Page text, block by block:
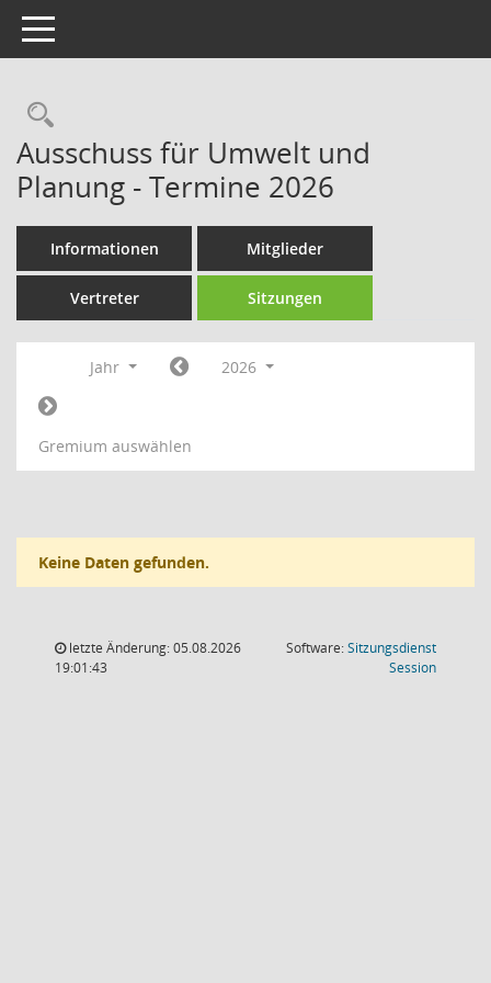
Toggle navigation
Rechercheauswahl
Ausschuss für Umwelt und
Planung - Termine 2026
Informationen Mitglieder
Vertreter Sitzungen
Jahr 2026
Gremium auswählen
Keine Daten gefunden.
letzte Änderung: 05.08.2026
19:01:43
Software:Sitzungsdienst
Session(Wird in